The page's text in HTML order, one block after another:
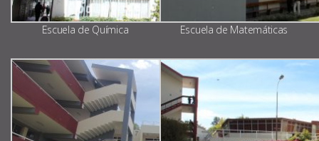
Escuela de Química Escuela de Matemáticas